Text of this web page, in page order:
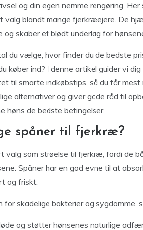
og din egen nemme rengøring.
valg blandt mange fjerkræejere. De
skaber et blødt underlag for
du vælge, hvor finder du de bedste
køber ind? I denne artikel guider vi
til smarte indkøbstips, så du får mest
alternativer og giver gode råd til
høns de bedste betingelser.
spåner til fjerkræ?
valg som strøelse til fjerkræ, fordi de
Spåner har en god evne til at
og friskt.
for skadelige bakterier og sygdomme,
og støtter hønsenes naturlige